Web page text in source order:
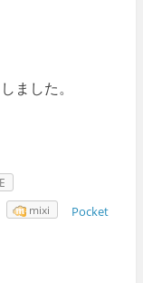
ました。
mixi Pocket